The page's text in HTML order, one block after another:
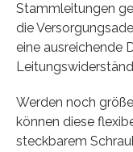
Stammleitungen
die
eine ausreichende
Werden noch
können diese
steckbarem